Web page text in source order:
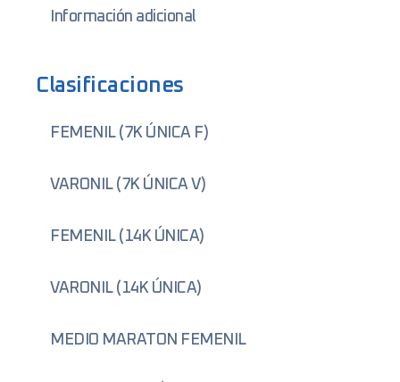
Información adicional
Clasificaciones
FEMENIL (7K ÚNICA F)
VARONIL (7K ÚNICA V)
FEMENIL (14K ÚNICA)
VARONIL (14K ÚNICA)
MEDIO MARATON FEMENIL